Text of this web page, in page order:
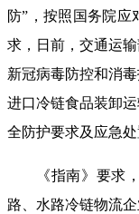
防”，按照国务院
求，日前，交通运
新冠病毒防控和消
进口冷链食品装卸
全防护要求及应急处
《指南》要求
路、水路冷链物流